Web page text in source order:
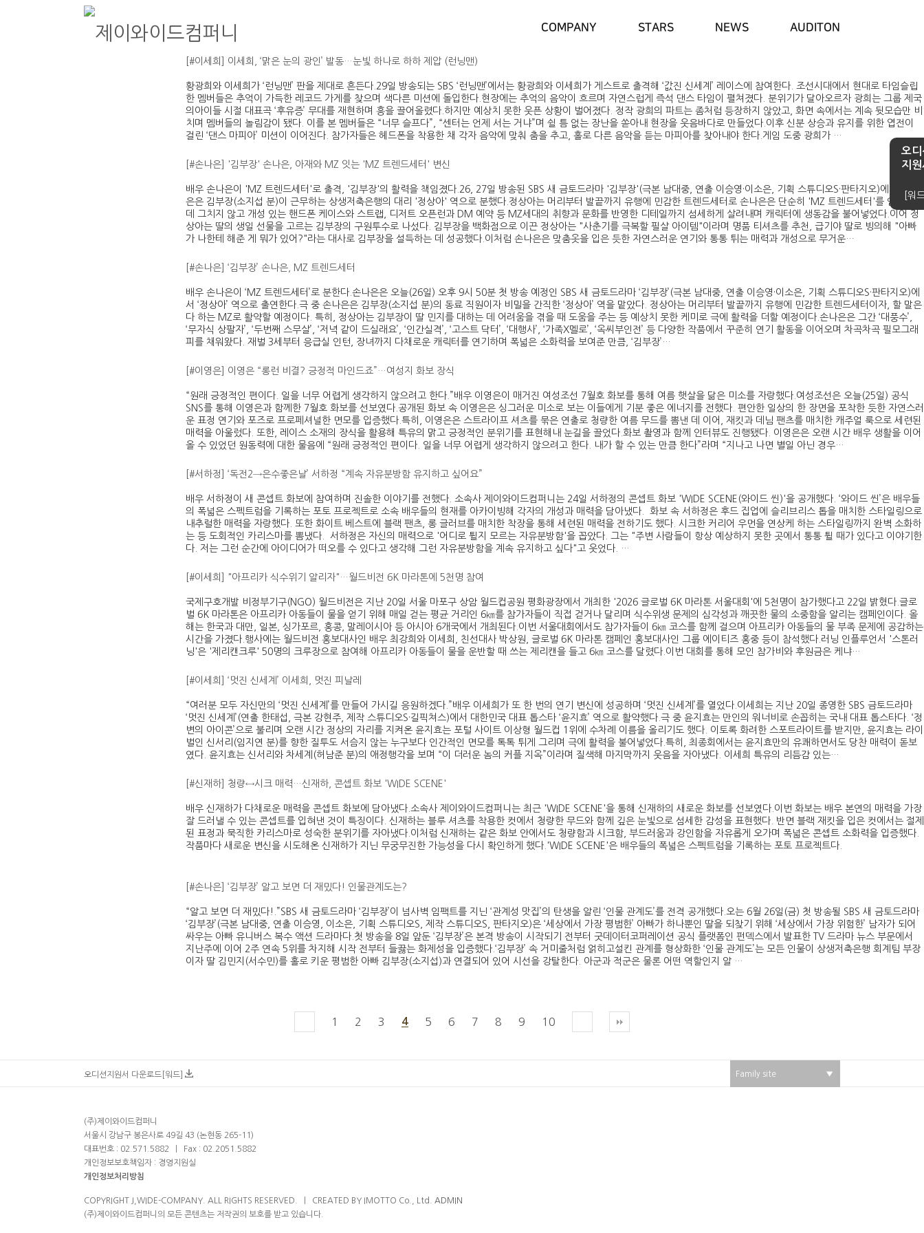
오디
지원
[워
COMPANY STARS NEWS AUDITON
[#이세희] 이세희, ‘맑은 눈의 광인’ 발동…눈빛 하나로 하하 제압 (런닝맨)
황광희와 이세희가 ‘런닝맨’ 판을 제대로 흔든다.29일 방송되는 SBS ‘런닝맨’에서는 황광희와 이세희가 게스트로 출격해 ‘값진 신세계’ 레이스에 참여한다. 조선시대에서 현대로 타임슬립
한 멤버들은 추억이 가득한 레코드 가게를 찾으며 색다른 미션에 돌입한다.현장에는 추억의 음악이 흐르며 자연스럽게 즉석 댄스 타임이 펼쳐졌다. 분위기가 달아오르자 광희는 그룹 제국
의아이들 시절 대표곡 ‘후유증’ 무대를 재현하며 흥을 끌어올렸다.하지만 예상치 못한 웃픈 상황이 벌어졌다. 정작 광희의 파트는 좀처럼 등장하지 않았고, 화면 속에서는 계속 뒷모습만 비
치며 멤버들의 놀림감이 됐다. 이를 본 멤버들은 “너무 슬프다”, “센터는 언제 서는 거냐”며 쉴 틈 없는 장난을 쏟아내 현장을 웃음바다로 만들었다.이후 신분 상승과 유지를 위한 엽전이
걸린 ‘댄스 마피아’ 미션이 이어진다. 참가자들은 헤드폰을 착용한 채 각자 음악에 맞춰 춤을 추고, 홀로 다른 음악을 듣는 마피아를 찾아내야 한다.게임 도중 광희가 …
[#손나은] '김부장' 손나은, 아재와 MZ 잇는 'MZ 트렌드세터' 변신
배우 손나은이 'MZ 트렌드세터'로 출격, '김부장'의 활력을 책임졌다.26, 27일 방송된 SBS 새 금토드라마 '김부장'(극본 남대중, 연출 이승영·이소은, 기획 스튜디오S·판타지오)에서 손나
은은 김부장(소지섭 분)이 근무하는 상생저축은행의 대리 '정상아' 역으로 분했다.정상아는 머리부터 발끝까지 유행에 민감한 트렌드세터로 손나은은 단순히 'MZ 트렌드세터'를 연기하는
데 그치지 않고 개성 있는 핸드폰 케이스와 스트랩, 디저트 오픈런과 DM 예약 등 MZ세대의 취향과 문화를 반영한 디테일까지 섬세하게 살려내며 캐릭터에 생동감을 불어넣었다.이어 정
상아는 딸의 생일 선물을 고르는 김부장의 구원투수로 나섰다. 김부장을 백화점으로 이끈 정상아는 "사춘기를 극복할 필살 아이템"이라며 명품 티셔츠를 추천, 급기야 딸로 빙의해 "아빠
가 나한테 해준 게 뭐가 있어?"라는 대사로 김부장을 설득하는 데 성공했다.이처럼 손나은은 맞춤옷을 입은 듯한 자연스러운 연기와 통통 튀는 매력과 개성으로 무거운…
[#손나은] ‘김부장’ 손나은, MZ 트렌드세터
배우 손나은이 ‘MZ 트렌드세터’로 분한다.손나은은 오늘(26일) 오후 9시 50분 첫 방송 예정인 SBS 새 금토드라마 ‘김부장’(극본 남대중, 연출 이승영·이소은, 기획 스튜디오S·판타지오)에
서 ‘정상아’ 역으로 출연한다.극 중 손나은은 김부장(소지섭 분)의 동료 직원이자 비밀을 간직한 ‘정상아’ 역을 맡았다. 정상아는 머리부터 발끝까지 유행에 민감한 트렌드세터이자, 할 말은
다 하는 MZ로 활약할 예정이다. 특히, 정상아는 김부장이 딸 민지를 대하는 데 어려움을 겪을 때 도움을 주는 등 예상치 못한 케미로 극에 활력을 더할 예정이다.손나은은 그간 ‘대풍수’,
‘무자식 상팔자’, ‘두번째 스무살’, ‘저녁 같이 드실래요’, ‘인간실격’, ‘고스트 닥터’, ‘대행사’, ‘가족X멜로’, ‘옥씨부인전’ 등 다양한 작품에서 꾸준히 연기 활동을 이어오며 차곡차곡 필모그래
피를 채워왔다. 재벌 3세부터 응급실 인턴, 장녀까지 다채로운 캐릭터를 연기하며 폭넓은 소화력을 보여준 만큼, ‘김부장’…
[#이영은] 이영은 “롱런 비결? 긍정적 마인드죠”…여성지 화보 장식
“원래 긍정적인 편이다. 일을 너무 어렵게 생각하지 않으려고 한다.”배우 이영은이 매거진 여성조선 7월호 화보를 통해 여름 햇살을 닮은 미소를 자랑했다.여성조선은 오늘(25일) 공식
SNS를 통해 이영은과 함께한 7월호 화보를 선보였다.공개된 화보 속 이영은은 싱그러운 미소로 보는 이들에게 기분 좋은 에너지를 전했다. 편안한 일상의 한 장면을 포착한 듯한 자연스러
운 표정 연기와 포즈로 프로페셔널한 면모를 입증했다.특히, 이영은은 스트라이프 셔츠를 묶은 연출로 청량한 여름 무드를 뽐낸 데 이어, 재킷과 데님 팬츠를 매치한 캐주얼 룩으로 세련된
매력을 아울렀다. 또한, 레이스 소재의 장식을 활용해 특유의 맑고 긍정적인 분위기를 표현해내 눈길을 끌었다.화보 촬영과 함께 인터뷰도 진행됐다. 이영은은 오랜 시간 배우 생활을 이어
올 수 있었던 원동력에 대한 물음에 “원래 긍정적인 편이다. 일을 너무 어렵게 생각하지 않으려고 한다. 내가 할 수 있는 만큼 한다”라며 “지나고 나면 별일 아닌 경우…
[#서하정] ‘독전2→은수좋은날’ 서하정 “계속 자유분방함 유지하고 싶어요”
배우 서하정이 새 콘셉트 화보에 참여하며 진솔한 이야기를 전했다. 소속사 제이와이드컴퍼니는 24일 서하정의 콘셉트 화보 'WIDE SCENE(와이드 씬)'을 공개했다. ‘와이드 씬’은 배우들
의 폭넓은 스펙트럼을 기록하는 포토 프로젝트로 소속 배우들의 현재를 아카이빙해 각자의 개성과 매력을 담아냈다. 화보 속 서하정은 후드 집업에 슬리브리스 톱을 매치한 스타일링으로
내추럴한 매력을 자랑했다. 또한 화이트 베스트에 블랙 팬츠, 롱 글러브를 매치한 착장을 통해 세련된 매력을 전하기도 했다. 시크한 커리어 우먼을 연상케 하는 스타일링까지 완벽 소화하
는 등 도회적인 카리스마를 뽐냈다. 서하정은 자신의 매력으로 '어디로 튈지 모르는 자유분방함'을 꼽았다. 그는 "주변 사람들이 항상 예상하지 못한 곳에서 통통 튈 때가 있다고 이야기한
다. 저는 그런 순간에 아이디어가 떠오를 수 있다고 생각해 그런 자유분방함을 계속 유지하고 싶다"고 웃었다. …
[#이세희] "아프리카 식수위기 알리자"…월드비전 6K 마라톤에 5천명 참여
국제구호개발 비정부기구(NGO) 월드비전은 지난 20일 서울 마포구 상암 월드컵공원 평화광장에서 개최한 '2026 글로벌 6K 마라톤 서울대회'에 5천명이 참가했다고 22일 밝혔다.글로
벌 6K 마라톤은 아프리카 아동들이 물을 얻기 위해 매일 걷는 평균 거리인 6㎞를 참가자들이 직접 걷거나 달리며 식수위생 문제의 심각성과 깨끗한 물의 소중함을 알리는 캠페인이다. 올
해는 한국과 대만, 일본, 싱가포르, 홍콩, 말레이시아 등 아시아 6개국에서 개최된다.이번 서울대회에서도 참가자들이 6㎞ 코스를 함께 걸으며 아프리카 아동들의 물 부족 문제에 공감하는
시간을 가졌다.행사에는 월드비전 홍보대사인 배우 최강희와 이세희, 친선대사 박상원, 글로벌 6K 마라톤 캠페인 홍보대사인 그룹 에이티즈 홍중 등이 참석했다.러닝 인플루언서 '스톤러
닝'은 '제리캔크루' 50명의 크루장으로 참여해 아프리카 아동들이 물을 운반할 때 쓰는 제리캔을 들고 6㎞ 코스를 달렸다.이번 대회를 통해 모인 참가비와 후원금은 케냐…
[#이세희] ‘멋진 신세계’ 이세희, 멋진 피날레
“여러분 모두 자신만의 ‘멋진 신세계’를 만들어 가시길 응원하겠다.”배우 이세희가 또 한 번의 연기 변신에 성공하며 ‘멋진 신세계’를 열었다.이세희는 지난 20일 종영한 SBS 금토드라마
‘멋진 신세계’(연출 한태섭, 극본 강현주, 제작 스튜디오S·길픽쳐스)에서 대한민국 대표 톱스타 ‘윤지효’ 역으로 활약했다.극 중 윤지효는 만인의 워너비로 손꼽히는 국내 대표 톱스타다. ‘정
변의 아이콘’으로 불리며 오랜 시간 정상의 자리를 지켜온 윤지효는 포털 사이트 이상형 월드컵 1위에 수차례 이름을 올리기도 했다. 이토록 화려한 스포트라이트를 받지만, 윤지효는 라이
벌인 신서리(임지연 분)를 향한 질투도 서슴지 않는 누구보다 인간적인 면모를 톡톡 튀게 그리며 극에 활력을 불어넣었다.특히, 최종회에서는 윤지효만의 유쾌하면서도 당찬 매력이 돋보
였다. 윤지효는 신서리와 차세계(허남준 분)의 애정행각을 보며 “이 더러운 놈의 커플 지옥”이라며 질색해 마지막까지 웃음을 자아냈다. 이세희 특유의 리듬감 있는…
[#신재하] 청량↔시크 매력…신재하, 콘셉트 화보 'WIDE SCENE'
배우 신재하가 다채로운 매력을 콘셉트 화보에 담아냈다.소속사 제이와이드컴퍼니는 최근 'WIDE SCENE'을 통해 신재하의 새로운 화보를 선보였다.이번 화보는 배우 본연의 매력을 가장
잘 드러낼 수 있는 콘셉트를 입혀낸 것이 특징이다. 신재하는 블루 셔츠를 착용한 컷에서 청량한 무드와 함께 깊은 눈빛으로 섬세한 감성을 표현했다. 반면 블랙 재킷을 입은 컷에서는 절제
된 표정과 묵직한 카리스마로 성숙한 분위기를 자아냈다.이처럼 신재하는 같은 화보 안에서도 청량함과 시크함, 부드러움과 강인함을 자유롭게 오가며 폭넓은 콘셉트 소화력을 입증했다.
작품마다 새로운 변신을 시도해온 신재하가 지닌 무궁무진한 가능성을 다시 확인하게 했다.'WIDE SCENE'은 배우들의 폭넓은 스펙트럼을 기록하는 포토 프로젝트다.
[#손나은] ‘김부장’ 알고 보면 더 재밌다! 인물관계도는?
“알고 보면 더 재밌다!.”SBS 새 금토드라마 ‘김부장’이 넘사벽 임팩트를 지닌 ‘관계성 맛집’의 탄생을 알린 ‘인물 관계도’를 전격 공개했다.오는 6월 26일(금) 첫 방송될 SBS 새 금토드라마
‘김부장’(극본 남대중, 연출 이승영, 이소은, 기획 스튜디오S, 제작 스튜디오S, 판타지오)은 ‘세상에서 가장 평범한’ 아빠가 하나뿐인 딸을 되찾기 위해 ‘세상에서 가장 위험한’ 남자가 되어
싸우는 아빠 유니버스 복수 액션 드라마다.첫 방송을 8일 앞둔 ‘김부장’은 본격 방송이 시작되기 전부터 굿데이터코퍼레이션 공식 플랫폼인 펀덱스에서 발표한 TV 드라마 뉴스 부문에서
지난주에 이어 2주 연속 5위를 차지해 시작 전부터 들끓는 화제성을 입증했다.‘김부장’ 속 거미줄처럼 얽히고설킨 관계를 형상화한 ‘인물 관계도’는 모든 인물이 상생저축은행 회계팀 부장
이자 딸 김민지(서수민)를 홀로 키운 평범한 아빠 김부장(소지섭)과 연결되어 있어 시선을 강탈한다. 아군과 적군은 물론 어떤 역할인지 알 …
1 2 3 4 5 6 7 8 9 10
오디션지원서 다운로드[워드] Family site ▼
(주)제이와이드컴퍼니
서울시 강남구 봉은사로 49길 43 (논현동 265-11)
대표번호 : 02.571.5882
Fax : 02.2051.5882
개인정보보호책임자 : 경영지원실
개인정보처리방침
COPYRIGHT J,WIDE-COMPANY. ALL RIGHTS RESERVED. CREATED BY IMOTTO Co., Ltd. ADMIN
(주)제이와이드컴퍼니의 모든 콘텐츠는 저작권의 보호를 받고 있습니다.